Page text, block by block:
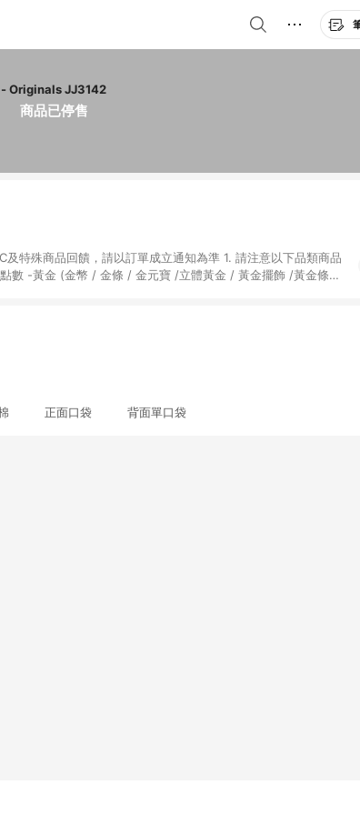
商品已停售
- Originals JJ3142
饋，請以訂單成立通知為準 1. 請注意以下品類商品
數 -黃金 (金幣 / 金條 / 金元寶 /立體黃金 / 黃金擺飾 /黃金條
中有標示「商店」及顯示商店名稱者(指定活動店家除外) 3. 訂
棉 正面口袋 背面單口袋